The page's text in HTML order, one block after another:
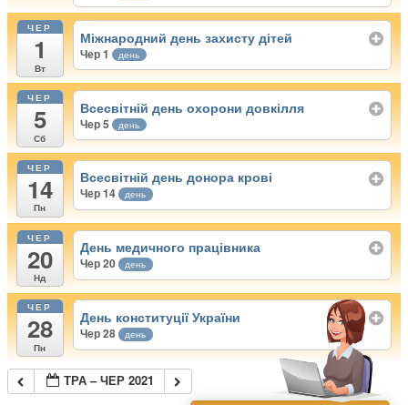
ЧЕР
1
Вт
Міжнародний день захисту дітей
Чер 1 день
ЧЕР
5
Сб
Всесвітній день охорони довкілля
Чер 5 день
ЧЕР
14
Пн
Всесвітній день донора крові
Чер 14 день
ЧЕР
20
Нд
День медичного працівника
Чер 20 день
ЧЕР
28
Пн
День конституції України
Чер 28 день
ТРА – ЧЕР 2021